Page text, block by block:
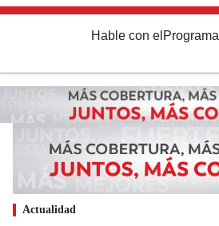
Hable con el Programa
Actualidad